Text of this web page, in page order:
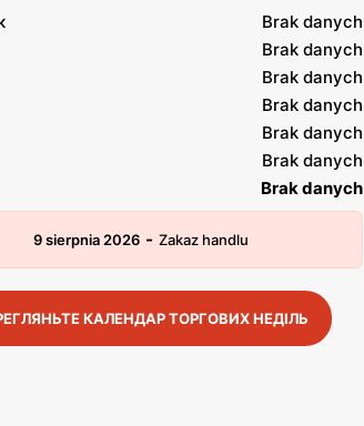
Brak danych
Brak danych
Brak danych
Brak danych
Brak danych
Brak danych
Brak danych
9 sierpnia 2026 - Zakaz handlu
КАЛЕНДАР ТОРГОВИХ НЕДІЛЬ